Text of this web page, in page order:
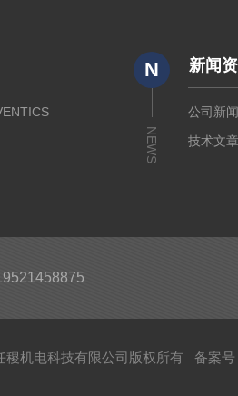
N
NEWS
新闻
公司新
技术文
稷机电科技有限公司版权所有 备案号